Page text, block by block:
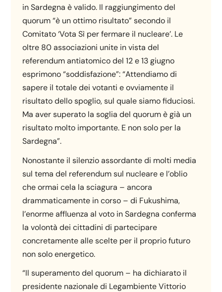
in Sardegna è valido. Il raggiungimento del
quorum “è un ottimo risultato” secondo il
Comitato ‘Vota Sì per fermare il nucleare’. Le
oltre 80 associazioni unite in vista del
referendum antiatomico del 12 e 13 giugno
esprimono “soddisfazione”: “Attendiamo di
sapere il totale dei votanti e ovviamente il
risultato dello spoglio, sul quale siamo fiduciosi.
Ma aver superato la soglia del quorum è già un
risultato molto importante. E non solo per la
Sardegna”.
Nonostante il silenzio assordante di molti media
sul tema del referendum sul nucleare e l’oblio
che ormai cela la sciagura – ancora
drammaticamente in corso – di Fukushima,
l’enorme affluenza al voto in Sardegna conferma
la volontà dei cittadini di partecipare
concretamente alle scelte per il proprio futuro
non solo energetico.
“Il superamento del quorum – ha dichiarato il
presidente nazionale di Legambiente Vittorio